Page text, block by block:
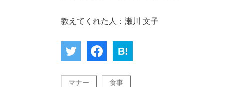
教えてくれた人：瀬川 文子
B!
マナー 食事